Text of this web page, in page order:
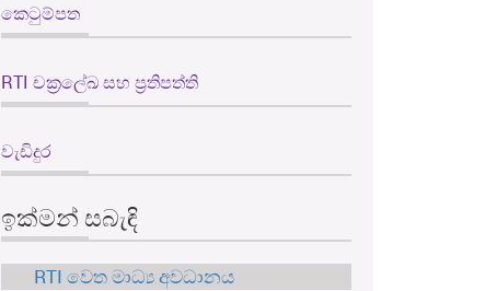
කෙටුම්පත
RTI චක්‍රලේඛ සහ ප්‍රතිපත්ති
වැඩිදුර
ඉක්මන් සබැඳි
RTI වෙත මාධ්‍ය අවධානය